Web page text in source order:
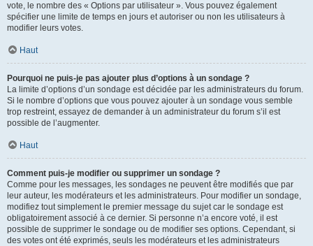
vote, le nombre des « Options par utilisateur ». Vous pouvez également
spécifier une limite de temps en jours et autoriser ou non les utilisateurs à
modifier leurs votes.
Haut
Pourquoi ne puis-je pas ajouter plus d’options à un sondage ?
La limite d’options d’un sondage est décidée par les administrateurs du forum.
Si le nombre d’options que vous pouvez ajouter à un sondage vous semble
trop restreint, essayez de demander à un administrateur du forum s’il est
possible de l’augmenter.
Haut
Comment puis-je modifier ou supprimer un sondage ?
Comme pour les messages, les sondages ne peuvent être modifiés que par
leur auteur, les modérateurs et les administrateurs. Pour modifier un sondage,
modifiez tout simplement le premier message du sujet car le sondage est
obligatoirement associé à ce dernier. Si personne n’a encore voté, il est
possible de supprimer le sondage ou de modifier ses options. Cependant, si
des votes ont été exprimés, seuls les modérateurs et les administrateurs